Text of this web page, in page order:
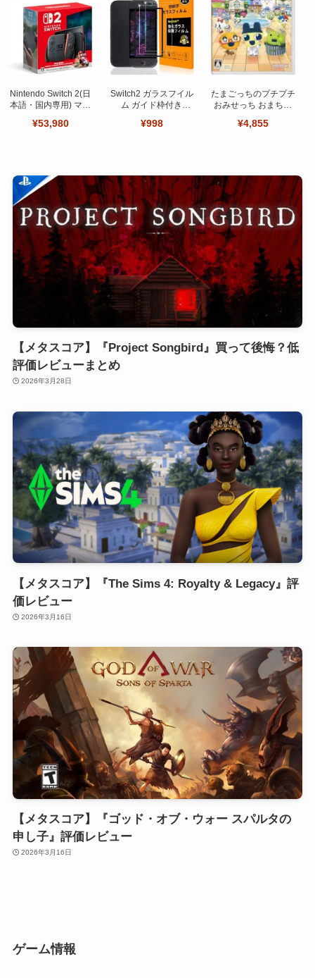
Nintendo Switch 2(日
本語・国内専用) マリ
ット
¥53,980
Switch2 ガラスフイル
ム ガイド枠付き
ット 日本旭硝子製-高
¥998
たまごっちのプチプチ
おみせっち おまちど
¥4,855
【メタスコア】『Project Songbird』買って後悔？低
評価レビューまとめ
2026年3月28日
【メタスコア】『The Sims 4: Royalty & Legacy』評
価レビュー
2026年3月16日
【メタスコア】『ゴッド・オブ・ウォー スパルタの
申し子』評価レビュー
2026年3月16日
ゲーム情報